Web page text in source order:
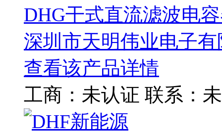
DHG干式直流滤波电
深圳市天明伟业电子
查看该产品详情
工商： 未认证 联系：